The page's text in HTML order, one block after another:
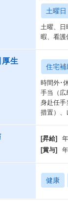
土曜日
土曜、日
暇、看護
生
住宅補
時間外･
手当（広
身赴任手
措置）、
[昇給]
[賞与]
健康